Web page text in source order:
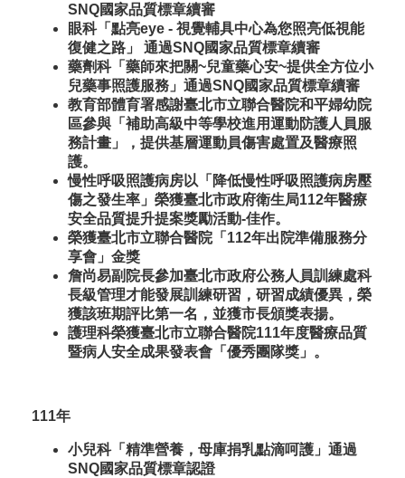
SNQ國家品質標章續審
眼科「點亮eye - 視覺輔具中心為您照亮低視能
復健之路」 通過SNQ國家品質標章續審
藥劑科「藥師來把關~兒童藥心安~提供全方位小
兒藥事照護服務」通過SNQ國家品質標章續審
教育部體育署感謝臺北市立聯合醫院和平婦幼院
區參與「補助高級中等學校進用運動防護人員服
務計畫」，提供基層運動員傷害處置及醫療照
護。
慢性呼吸照護病房以「降低慢性呼吸照護病房壓
傷之發生率」榮獲臺北市政府衛生局112年醫療
安全品質提升提案獎勵活動-佳作。
榮獲臺北市立聯合醫院「112年出院準備服務分
享會」金獎
詹尚易副院長參加臺北市政府公務人員訓練處科
長級管理才能發展訓練研習，研習成績優異，榮
獲該班期評比第一名，並獲市長頒獎表揚。
護理科榮獲臺北市立聯合醫院111年度醫療品質
暨病人安全成果發表會「優秀團隊獎」。
111年
小兒科「精準營養，母庫捐乳點滴呵護」通過
SNQ國家品質標章認證